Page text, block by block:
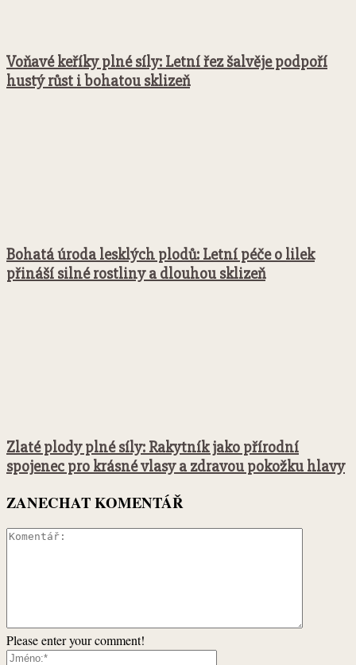
Voňavé keříky plné síly: Letní řez šalvěje podpoří
hustý růst i bohatou sklizeň
Bohatá úroda lesklých plodů: Letní péče o lilek
přináší silné rostliny a dlouhou sklizeň
Zlaté plody plné síly: Rakytník jako přírodní
spojenec pro krásné vlasy a zdravou pokožku hlavy
ZANECHAT KOMENTÁŘ
Please enter your comment!